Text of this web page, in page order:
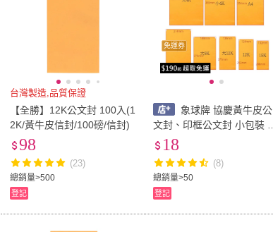
台灣製造,品質保證
【全勝】12K公文封 100入(1
2K/黃牛皮信封/100磅/信封)
總銷量>500
98
(23)
登記
免運券
象球牌 協慶黃牛皮公
文封、印框公文封 小包裝 信
封
總銷量>50
18
(8)
登記